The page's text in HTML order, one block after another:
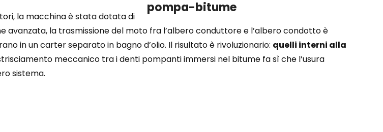
la macchina è stata dotata di
avanzata, la trasmissione del moto fra l’albero conduttore e l’albero condotto è
in un carter separato in bagno d’olio. Il risultato è rivoluzionario: quelli interni alla
meccanico tra i denti pompanti immersi nel bitume fa sì che l’usura
sistema.